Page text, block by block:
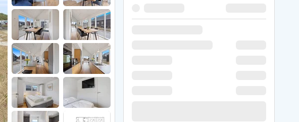
Ferienhäuser in Nymindegab
Ferienhäuser Römö
Ferienhäuser am Ringköbing Fjord
Ferienhäuser Sondervig
Ferienhäuser Skodbjerge
Ferienhäuser in Thorsminde
Ferienhäuser Vederso Klit
Ferienhäuser Vejers Strand
Ferienhäuser Vester Husby